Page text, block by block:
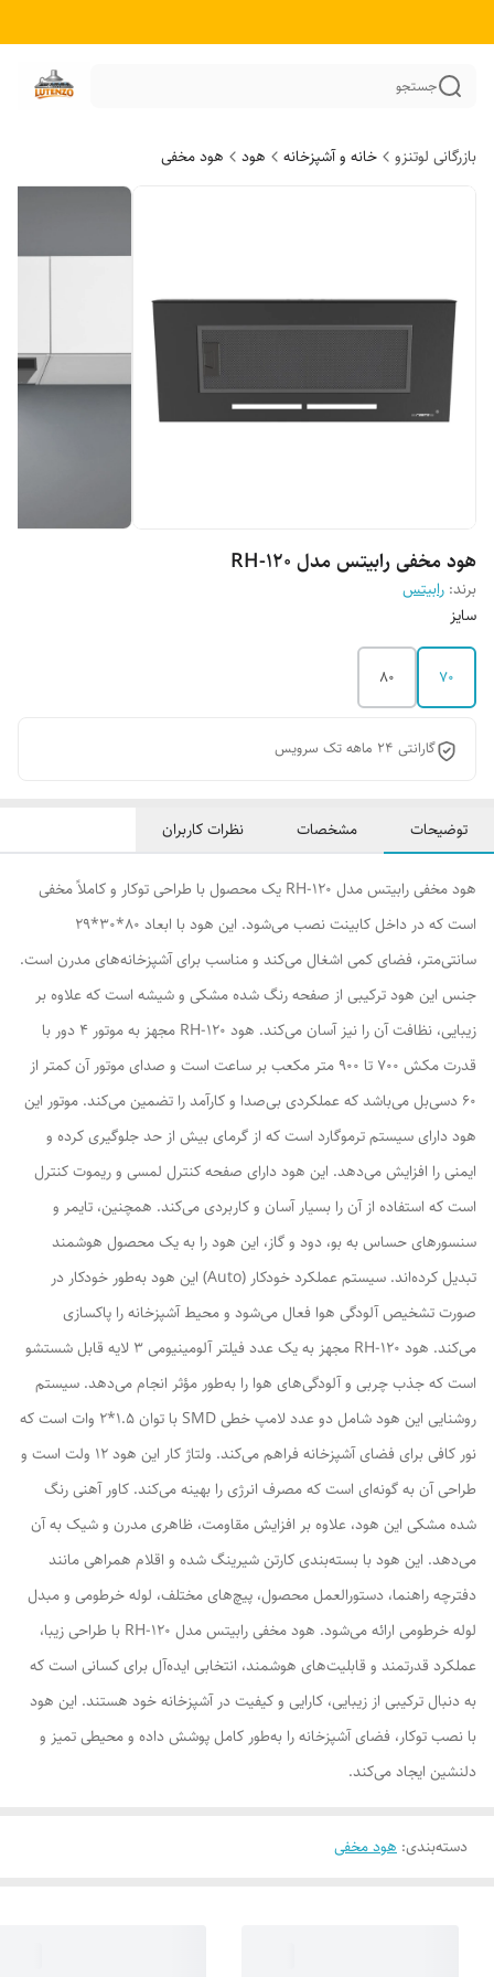
جستجو
بازرگانی لوتنزو خانه و آشپزخانه هود هود مخفی
هود مخفی رابیتس مدل RH-120
برند: رابیتس
سایز
70
80
گارانتی 24 ماهه تک سرویس
توضیحات مشخصات نظرات کاربران
هود مخفی رابیتس مدل RH-120 یک محصول با طراحی توکار و کاملاً مخفی
است که در داخل کابینت نصب می‌شود. این هود با ابعاد ۸۰*۳۰*۲۹
سانتی‌متر، فضای کمی اشغال می‌کند و مناسب برای آشپزخانه‌های مدرن است.
جنس این هود ترکیبی از صفحه رنگ شده مشکی و شیشه است که علاوه بر
زیبایی، نظافت آن را نیز آسان می‌کند. هود RH-120 مجهز به موتور ۴ دور با
قدرت مکش ۷۰۰ تا ۹۰۰ متر مکعب بر ساعت است و صدای موتور آن کمتر از
۶۰ دسی‌بل می‌باشد که عملکردی بی‌صدا و کارآمد را تضمین می‌کند. موتور این
هود دارای سیستم ترموگارد است که از گرمای بیش از حد جلوگیری کرده و
ایمنی را افزایش می‌دهد. این هود دارای صفحه کنترل لمسی و ریموت کنترل
است که استفاده از آن را بسیار آسان و کاربردی می‌کند. همچنین، تایمر و
سنسورهای حساس به بو، دود و گاز، این هود را به یک محصول هوشمند
تبدیل کرده‌اند. سیستم عملکرد خودکار (Auto) این هود به‌طور خودکار در
صورت تشخیص آلودگی هوا فعال می‌شود و محیط آشپزخانه را پاکسازی
می‌کند. هود RH-120 مجهز به یک عدد فیلتر آلومینیومی ۳ لایه قابل شستشو
است که جذب چربی و آلودگی‌های هوا را به‌طور مؤثر انجام می‌دهد. سیستم
روشنایی این هود شامل دو عدد لامپ خطی SMD با توان ۱.۵*۲ وات است که
نور کافی برای فضای آشپزخانه فراهم می‌کند. ولتاژ کار این هود ۱۲ ولت است و
طراحی آن به گونه‌ای است که مصرف انرژی را بهینه می‌کند. کاور آهنی رنگ
شده مشکی این هود، علاوه بر افزایش مقاومت، ظاهری مدرن و شیک به آن
می‌دهد. این هود با بسته‌بندی کارتن شیرینگ شده و اقلام همراهی مانند
دفترچه راهنما، دستورالعمل محصول، پیچ‌های مختلف، لوله خرطومی و مبدل
لوله خرطومی ارائه می‌شود. هود مخفی رابیتس مدل RH-120 با طراحی زیبا،
عملکرد قدرتمند و قابلیت‌های هوشمند، انتخابی ایده‌آل برای کسانی است که
به دنبال ترکیبی از زیبایی، کارایی و کیفیت در آشپزخانه خود هستند. این هود
با نصب توکار، فضای آشپزخانه را به‌طور کامل پوشش داده و محیطی تمیز و
دلنشین ایجاد می‌کند.
دسته‌بندی: هود مخفی